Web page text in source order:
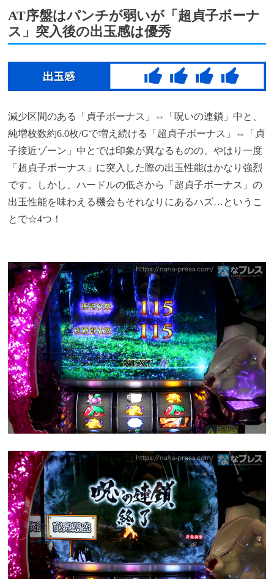
AT序盤はパンチが弱いが「超貞子ボーナ
ス」突入後の出玉感は優秀
減少区間のある「貞子ボーナス」⇔「呪いの連鎖」中と、
純増枚数約6.0枚/Gで増え続ける「超貞子ボーナス」⇔「貞
子接近ゾーン」中とでは印象が異なるものの、やはり一度
「超貞子ボーナス」に突入した際の出玉性能はかなり強烈
です。しかし、ハードルの低さから「超貞子ボーナス」の
出玉性能を味わえる機会もそれなりにあるハズ…というこ
とで☆4つ！